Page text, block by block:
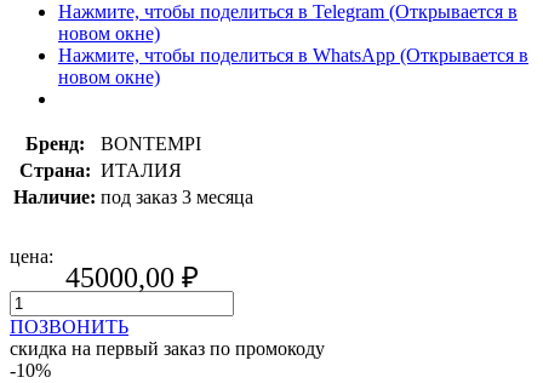
Нажмите, чтобы поделиться в Telegram (Открывается в
новом окне)
Нажмите, чтобы поделиться в WhatsApp (Открывается в
новом окне)
Бренд:
BONTEMPI
Страна: ИТАЛИЯ
Наличие: под заказ 3 месяца
цена:
45000,00 ₽
ПОЗВОНИТЬ
скидка на первый заказ по промокоду
-10%